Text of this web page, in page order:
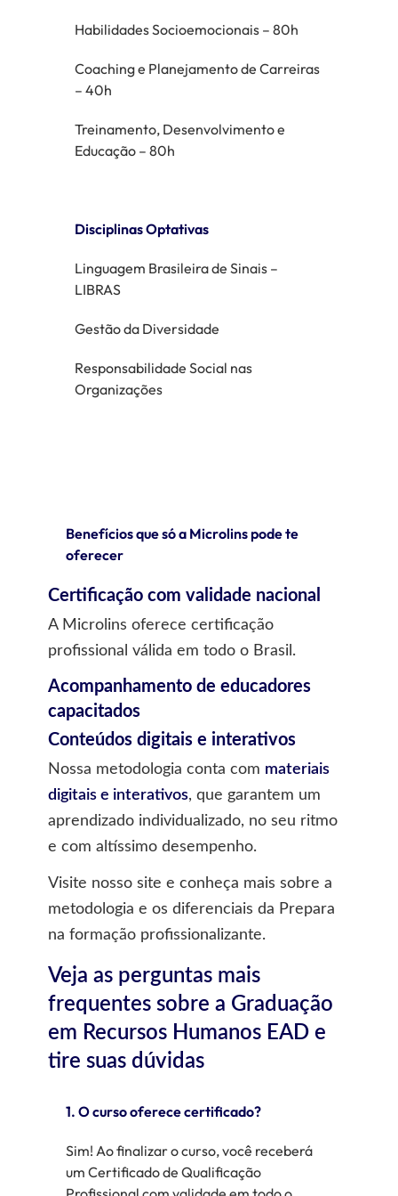
Habilidades Socioemocionais – 80h
Coaching e Planejamento de Carreiras
– 40h
Treinamento, Desenvolvimento e
Educação – 80h
Disciplinas Optativas
Linguagem Brasileira de Sinais –
LIBRAS
Gestão da Diversidade
Responsabilidade Social nas
Organizações
Benefícios que só a Microlins pode te
oferecer
Certificação com validade nacional
A Microlins oferece certificação
profissional válida em todo o Brasil.
Acompanhamento de educadores
capacitados
Conteúdos digitais e interativos
Nossa metodologia conta com materiais
digitais e interativos, que garantem um
aprendizado individualizado, no seu ritmo
e com altíssimo desempenho.
Visite nosso site e conheça mais sobre a
metodologia e os diferenciais da Prepara
na formação profissionalizante.
Veja as perguntas mais
frequentes sobre a Graduação
em Recursos Humanos EAD e
tire suas dúvidas
1. O curso oferece certificado?
Sim! Ao finalizar o curso, você receberá
um Certificado de Qualificação